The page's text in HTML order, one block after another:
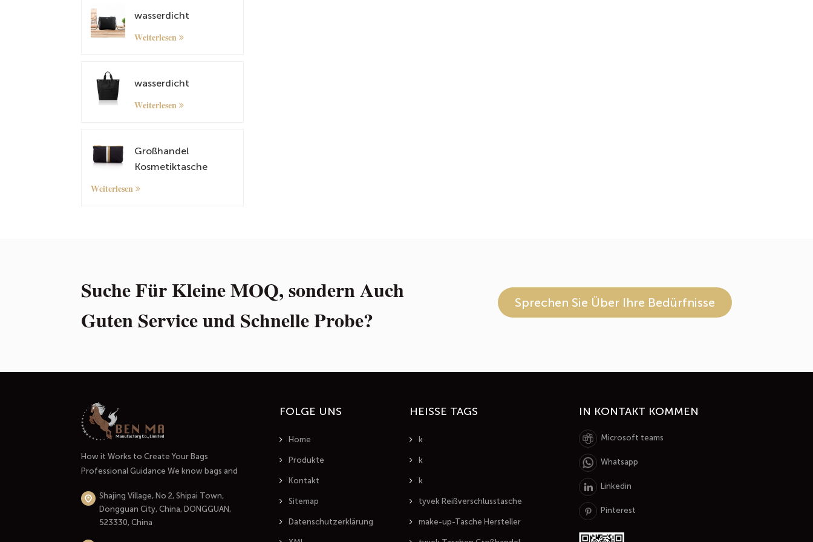
wasserdicht
Weiterlesen
wasserdicht
Weiterlesen
Großhandel
Kosmetiktasche
Weiterlesen
Suche Für Kleine MOQ, sondern Auch
Guten Service und Schnelle Probe?
Sprechen Sie Über Ihre Bedürfnisse
How it Works to Create Your Bags
Professional Guidance We know bags and
know the market and the people who use
them.At the initial stage of our
Shajing Village, No 2, Shipai Town,
Dongguan City, China, DONGGUAN,
523330, China
FOLGE UNS
Home
Produkte
Kontakt
Sitemap
Datenschutzerklärung
HEISSE TAGS
k
k
k
tyvek Reißverschlusstasche
make-up-Tasche Hersteller
IN KONTAKT KOMMEN
Microsoft teams
Whatsapp
Linkedin
Pinterest